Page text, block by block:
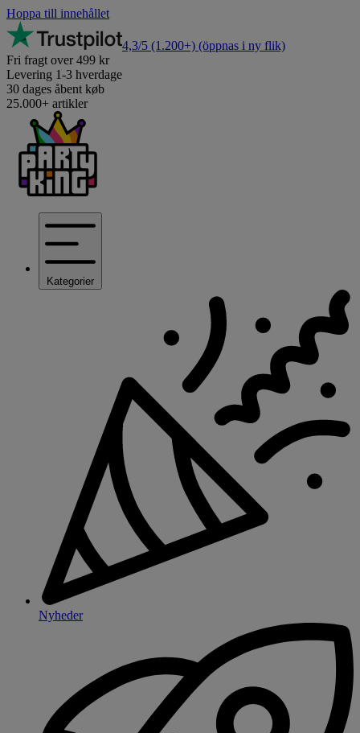
Hoppa till innehållet
4,3/5 (1.200+) (öppnas i ny flik)
Fri fragt over 499 kr
Levering 1-3 hverdage
30 dages åbent køb
25.000+ artikler
Kategorier
Nyheder